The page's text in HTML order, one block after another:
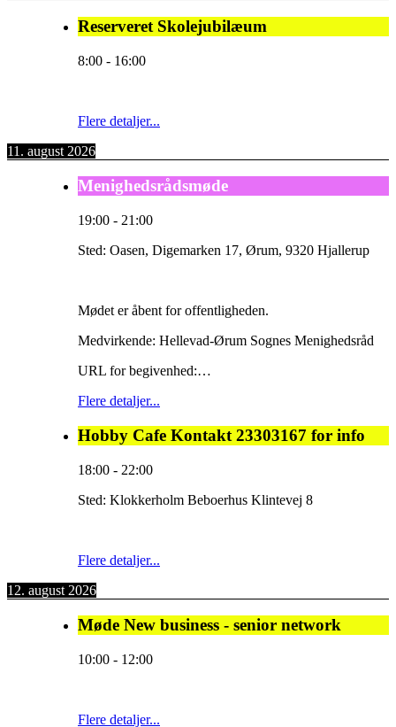
Reserveret Skolejubilæum
8:00 - 16:00
Flere detaljer...
11. august 2026
Menighedsrådsmøde
19:00 - 21:00
Sted: Oasen, Digemarken 17, Ørum, 9320 Hjallerup
Mødet er åbent for offentligheden.
Medvirkende: Hellevad-Ørum Sognes Menighedsråd
URL for begivenhed:…
Flere detaljer...
Hobby Cafe Kontakt 23303167 for info
18:00 - 22:00
Sted: Klokkerholm Beboerhus Klintevej 8
Flere detaljer...
12. august 2026
Møde New business - senior network
10:00 - 12:00
Flere detaljer...